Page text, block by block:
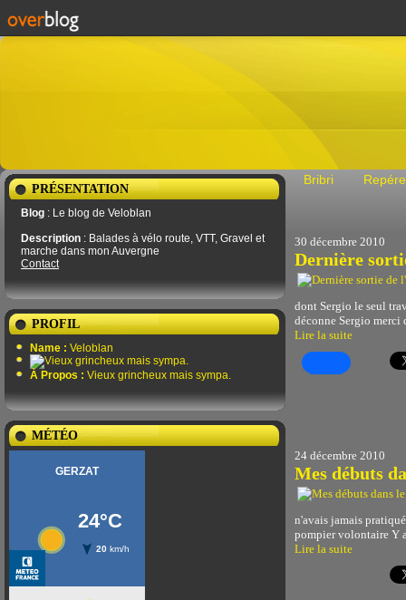
PRÉSENTATION
Blog : Le blog de Veloblan
Description : Balades à vélo route, VTT, Gravel et
marche dans mon Auvergne
Contact
PROFIL
Name : Veloblan
À Propos : Vieux grincheux mais sympa.
MÉTÉO
Bribri
30 décembre 2010
Dernière
dont Sergio le seul
déconne Sergio merci
Lire la suite
24 décembre 2010
Mes débuts
n'avais jamais
pompier volontaire Y
Lire la suite